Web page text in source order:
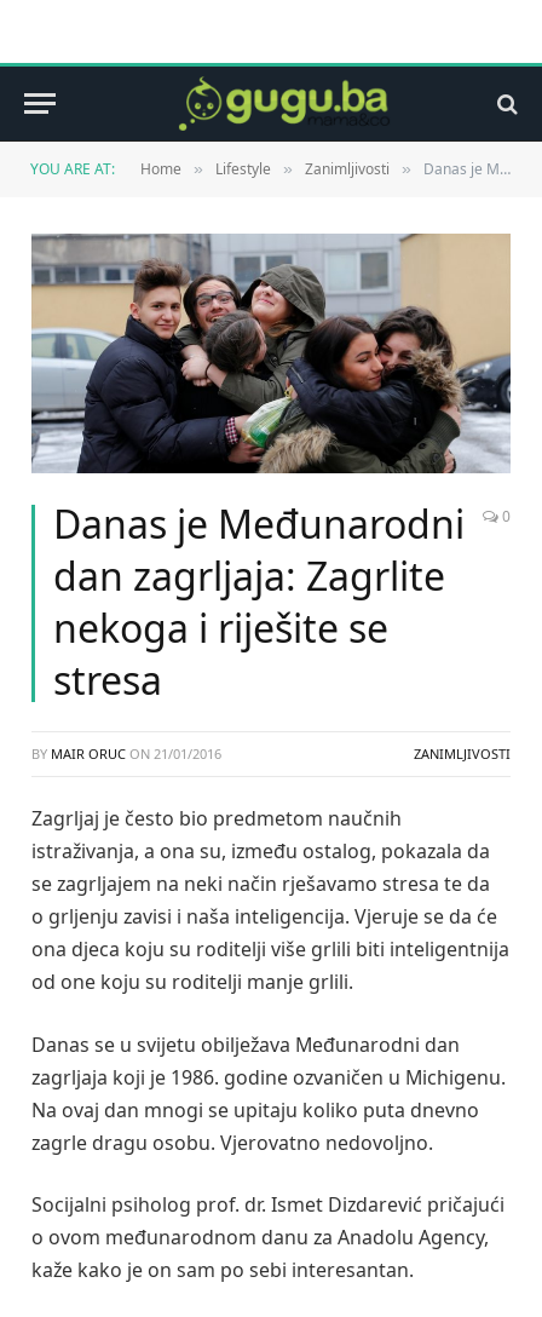
YOU ARE AT: Home » Lifestyle » Zanimljivosti » Danas je Međunarodni dan zagrljaja: Zagrlite nekoga i riješite se stresa
Danas je Međunarodni
dan zagrljaja: Zagrlite
nekoga i riješite se
stresa
0
BY MAIR ORUC ON 21/01/2016 ZANIMLJIVOSTI
Zagrljaj je često bio predmetom naučnih
istraživanja, a ona su, između ostalog, pokazala da
se zagrljajem na neki način rješavamo stresa te da
o grljenju zavisi i naša inteligencija. Vjeruje se da će
ona djeca koju su roditelji više grlili biti inteligentnija
od one koju su roditelji manje grlili.
Danas se u svijetu obilježava Međunarodni dan
zagrljaja koji je 1986. godine ozvaničen u Michigenu.
Na ovaj dan mnogi se upitaju koliko puta dnevno
zagrle dragu osobu. Vjerovatno nedovoljno.
Socijalni psiholog prof. dr. Ismet Dizdarević pričajući
o ovom međunarodnom danu za Anadolu Agency,
kaže kako je on sam po sebi interesantan.